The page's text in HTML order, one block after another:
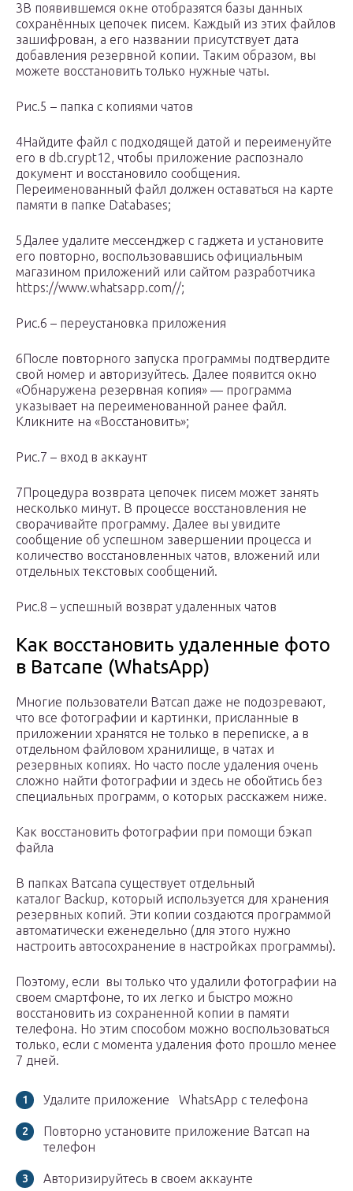
3В появившемся окне отобразятся базы данных
сохранённых цепочек писем. Каждый из этих файлов
зашифрован, а его названии присутствует дата
добавления резервной копии. Таким образом, вы
можете восстановить только нужные чаты.
Рис.5 – папка с копиями чатов
4Найдите файл с подходящей датой и переименуйте
его в db.crypt12, чтобы приложение распознало
документ и восстановило сообщения.
Переименованный файл должен оставаться на карте
памяти в папке Databases;
5Далее удалите мессенджер с гаджета и установите
его повторно, воспользовавшись официальным
магазином приложений или сайтом разработчика
https://www.whatsapp.com//;
Рис.6 – переустановка приложения
6После повторного запуска программы подтвердите
свой номер и авторизуйтесь. Далее появится окно
«Обнаружена резервная копия» — программа
указывает на переименованной ранее файл.
Кликните на «Восстановить»;
Рис.7 – вход в аккаунт
7Процедура возврата цепочек писем может занять
несколько минут. В процессе восстановления не
сворачивайте программу. Далее вы увидите
сообщение об успешном завершении процесса и
количество восстановленных чатов, вложений или
отдельных текстовых сообщений.
Рис.8 – успешный возврат удаленных чатов
Как восстановить удаленные фото
в Ватсапе (WhatsApp)
Многие пользователи Ватсап даже не подозревают,
что все фотографии и картинки, присланные в
приложении хранятся не только в переписке, а в
отдельном файловом хранилище, в чатах и
резервных копиях. Но часто после удаления очень
сложно найти фотографии и здесь не обойтись без
специальных программ, о которых расскажем ниже.
Как восстановить фотографии при помощи бэкап
файла
В папках Ватсапа существует отдельный
каталог Backup, который используется для хранения
резервных копий. Эти копии создаются программой
автоматически еженедельно (для этого нужно
настроить автосохранение в настройках программы).
Поэтому, если вы только что удалили фотографии на
своем смартфоне, то их легко и быстро можно
восстановить из сохраненной копии в памяти
телефона. Но этим способом можно воспользоваться
только, если с момента удаления фото прошло менее
7 дней.
Удалите приложение WhatsApp с телефона
Повторно установите приложение Ватсап на
телефон
Авторизируйтесь в своем аккаунте